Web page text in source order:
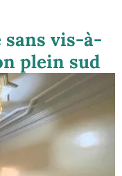
vis-à-
plein sud